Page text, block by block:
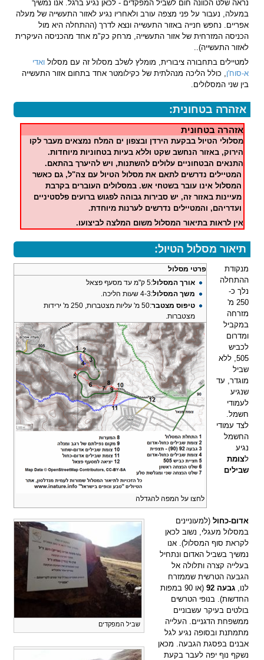
נראה שלט הכוונה חום לשביל המפקדים - לכאן נגיע ברגל. אנו נמשיך
במעלה, נעבור על פני מצפה עורב ולאחריו נגיע לאזור התעשייה של מעלה
אפריים. נחפש חנייה באזור התעשייה ונצא לדרך (ההתחלה היא מול
הכניסה המזרחית של אזור התעשייה, מרחק כק"מ אחד מהכניסה העיקרית
לאזור התעשייה)..
למטיילים בתחבורה ציבורית, מומלץ לשלב מסלול זה עם מסלול ואדי
א-סוח'ן, כולל הליכה מנהלתית של כקילומטר אחד בתחום אזור התעשייה
בין שני המסלולים.
אזהרה בטחונית:
אזהרה בטחונית
מסלולי הטיול בבקעת הירדן ובצפון ים המלח נמצאים מעבר לקו
הירוק, באזור הנחשב שקט וללא בעיות בטחוניות מיוחדות.
התנאים הבטחוניים עלולים להשתנות, ויש להיערך בהתאם.
המטיילים נדרשים לתאם את מסלול הטיול עם צה"ל, גם כאשר
המסלול אינו עובר בשטחי אש. במסלולים העוברים בקרבת
מעיינות באזור זה, יש סבירות גבוהה לפגוש ברועים פלסטיניים
ועדריהם, והמטיילים נדרשים לערנות מיוחדת.
אין לראות בתיאור המסלול משום המלצה לביצועו.
תיאור מסלול הטיול:
פרטי מסלול
אורך המסלול:5 ק"מ עד מסעף פצאל
משך המסלול:4-3 שעות הליכה.
טיפוס מצטבר
:50 מ' עליות מצטברות, 250 מ' ירידות
מצטברות.
לחצו על המפה להגדלה
שביל המפקדים
מנקודת
ההתחלה
נלך כ-
250 מ'
מזרחה
במקביל
ומדרום
לכביש
505, ללא
שביל
מוגדר, עד
שנגיע
לעמודי
חשמל.
לצד עמודי
החשמל
נגיע
לצומת
שבילים
אדום-כחול (למעוניינים
במסלול מעגלי, נשוב לכאן
לקראת סוף המסלול). אנו
נמשיך בשביל האדום ונתחיל
בעלייה קצרה ותלולה אל
הגבעה הטרשית שממזרח
לנו, גבעה 92
(או 90 במפות
החדשות). בנופי הטרשים
בולטים בעיקר עשבוניים
ממשפחת הדגניים. העלייה
מתמתנת ובסופה נגיע לגל
אבנים בפסגת הגבעה. מכאן
נשקף נוף יפה לעבר בקעת